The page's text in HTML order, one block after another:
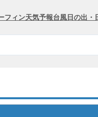
フィン天気予報台風日の出・